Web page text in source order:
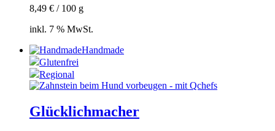
8,49 € / 100 g
inkl. 7 % MwSt.
Handmade
Glutenfrei
Regional
Glücklichmacher